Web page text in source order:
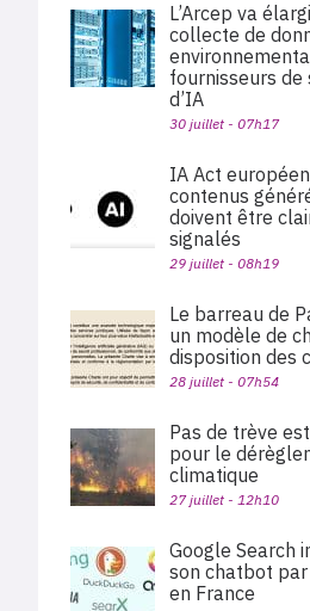
L’Arcep va
collecte de
fournisseurs de
d’IA
30 juillet - 07h17
IA Act
contenus
doivent être
signalés
29 juillet - 08h19
Le barreau de
un modèle de
disposition des
28 juillet - 07h54
Pas de trève
pour le
climatique
27 juillet - 12h10
Google Search
son chatbot
en France